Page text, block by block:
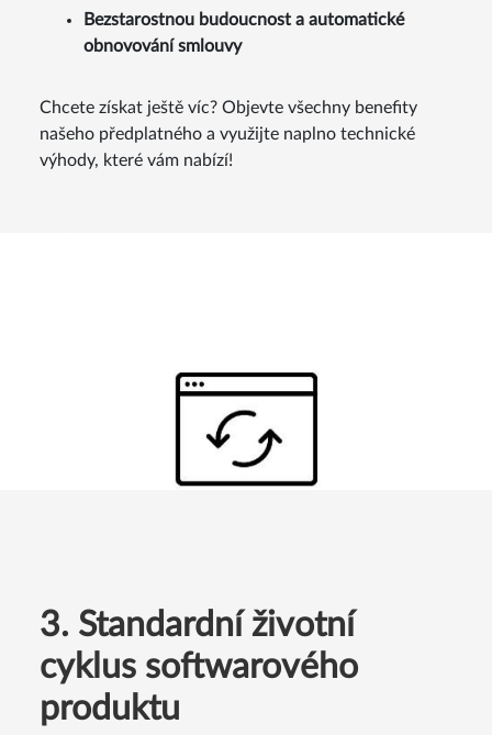
Pravidelné aktualizace softwaru a přístup k
nejnovějším funkcím
obnovování smlouvy
Chcete získat ještě víc? Objevte všechny benefity
3. Standardní životní
cyklus softwarového